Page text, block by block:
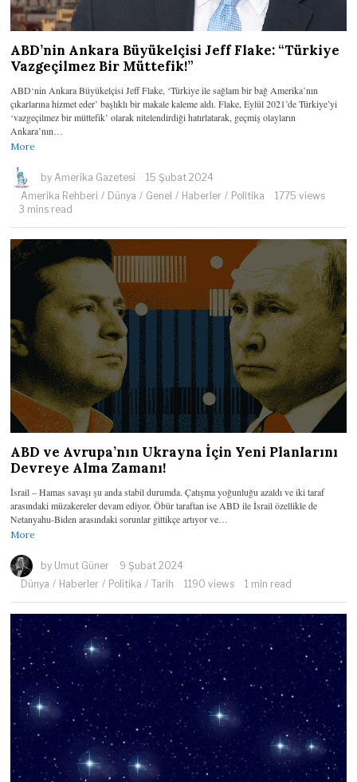
ABD’nin Ankara Büyükelçisi Jeff Flake: “Türkiye
Vazgeçilmez Bir Müttefik!”
ABD‘nin Ankara Büyükelçisi Jeff Flake, ‘Türkiye ile sağlam bir bağ Amerika’nın
çıkarlarına hizmet eder’ başlıklı bir makale kaleme aldı. Flake, Eylül 2021’de Türkiye’yi
‘vazgeçilmez bir müttefik’ olarak nitelendirdiği hatırlatarak, geçmiş olayların
Ankara’nın…
More
byAmerika Gazetesi
15 Şubat 2024
Amerika Rehberi / Dünya / Genel / Haberler / Politika
1775 views
3 mins read
ABD ve Avrupa’nın Ukrayna İçin Yeni Planlarını
Devreye Alma Zamanı!
İsrail – Hamas savaşı şu anda stabil durumda. Çatışma yoğunluğu azaldı ve iki taraf
arasındaki müzakereler devam ediyor. Öbür taraftan ise ABD ile İsrail özellikle de
Netanyahu-Biden arasındaki sorunlar gittikçe artıyor ve…
More
by Umut Güner
9 Şubat 2024
Dünya / Haberler / Politika / Tarih 1190 views 1 min read